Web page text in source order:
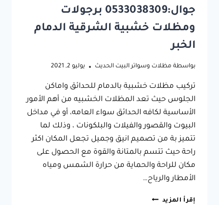
جوال:0533038309 برجولات
ومظلات خشبية الشرقية الدمام
الخبر
بواسطة مظلات وسواتر البيت الحديث يوليو 2, 2021
تركيب مظلات خشبية بالدمام للحدائق واماكن
الجلوس حيث تعد المظلات الخشبيه من أهم الأمور
الأساسية لكافه الحدائق سواء العامه، أو في مداخل
البيوت والقصور والفيلات والبلكونات ، وذلك لما
تتميز بة من تصميم انيق وجميل تجعل المكان اكثر
راحة حيث تتسم بالمتانة والقوة مع الحصول على
مكان للراحة والحماية من حرارة الشمس ومياه
الأمطار والرياح…
إقرأ المزيد تركيب